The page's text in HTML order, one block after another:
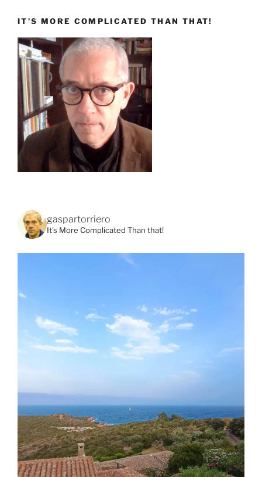
IT’S MORE COMPLICATED THAN THAT!
gaspartorriero
It's More Complicated Than that!